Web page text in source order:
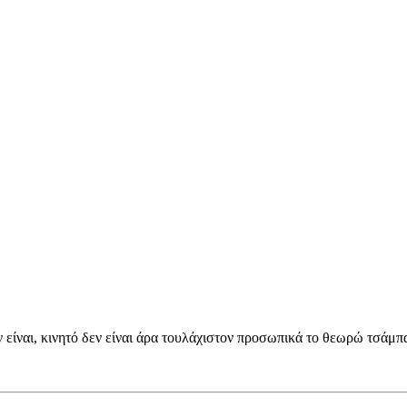
κινητό δεν είναι άρα τουλάχιστον προσωπικά το θεωρώ